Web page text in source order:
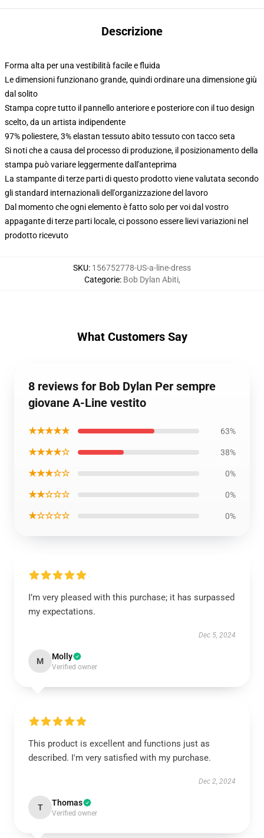
Descrizione
Forma alta per una vestibilità facile e fluida
Le dimensioni funzionano grande, quindi ordinare una dimensione giù
dal solito
Stampa copre tutto il pannello anteriore e posteriore con il tuo design
scelto, da un artista indipendente
97% poliestere, 3% elastan tessuto abito tessuto con tacco seta
Si noti che a causa del processo di produzione, il posizionamento della
stampa può variare leggermente dall'anteprima
La stampante di terze parti di questo prodotto viene valutata secondo
gli standard internazionali dell'organizzazione del lavoro
Dal momento che ogni elemento è fatto solo per voi dal vostro
appagante di terze parti locale, ci possono essere lievi variazioni nel
prodotto ricevuto
SKU: 156752778-US-a-line-dress
Categorie: Bob Dylan Abiti,
What Customers Say
8 reviews for Bob Dylan Per sempre
giovane A-Line vestito
★★★★★ 63%
★★★★☆ 38%
★★★☆☆ 0%
★★☆☆☆ 0%
★☆☆☆☆ 0%
I’m very pleased with this purchase; it has surpassed
my expectations.
Dec 5, 2024
M Molly
Verified owner
This product is excellent and functions just as
described. I'm very satisfied with my purchase.
Dec 2, 2024
T Thomas
Verified owner